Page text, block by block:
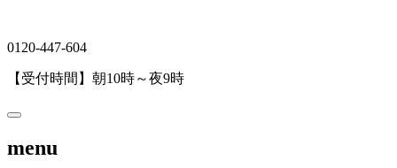
0120-447-604
【受付時間】朝10時～夜9時
menu